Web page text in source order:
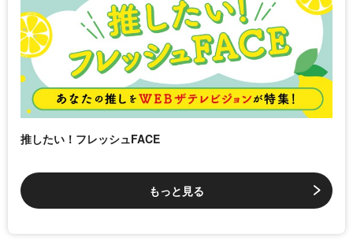
推したい！フレッシュFACE
もっと見る